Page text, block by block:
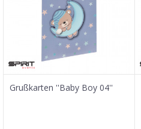
Grußkarten ''Baby Boy 04''